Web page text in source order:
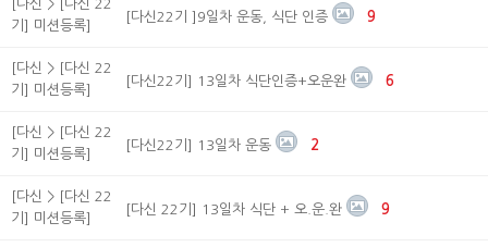
[다신 > [다신 22
기] 미션등록]
[다신22기 ]9일차 운동, 식단 인증 9
[다신 > [다신 22
기] 미션등록]
[다신22기] 13일차 식단인증+오운완 6
[다신 > [다신 22
기] 미션등록]
[다신22기] 13일차 운동 2
[다신 > [다신 22
기] 미션등록]
[다신 22기] 13일차 식단 + 오.운.완 9